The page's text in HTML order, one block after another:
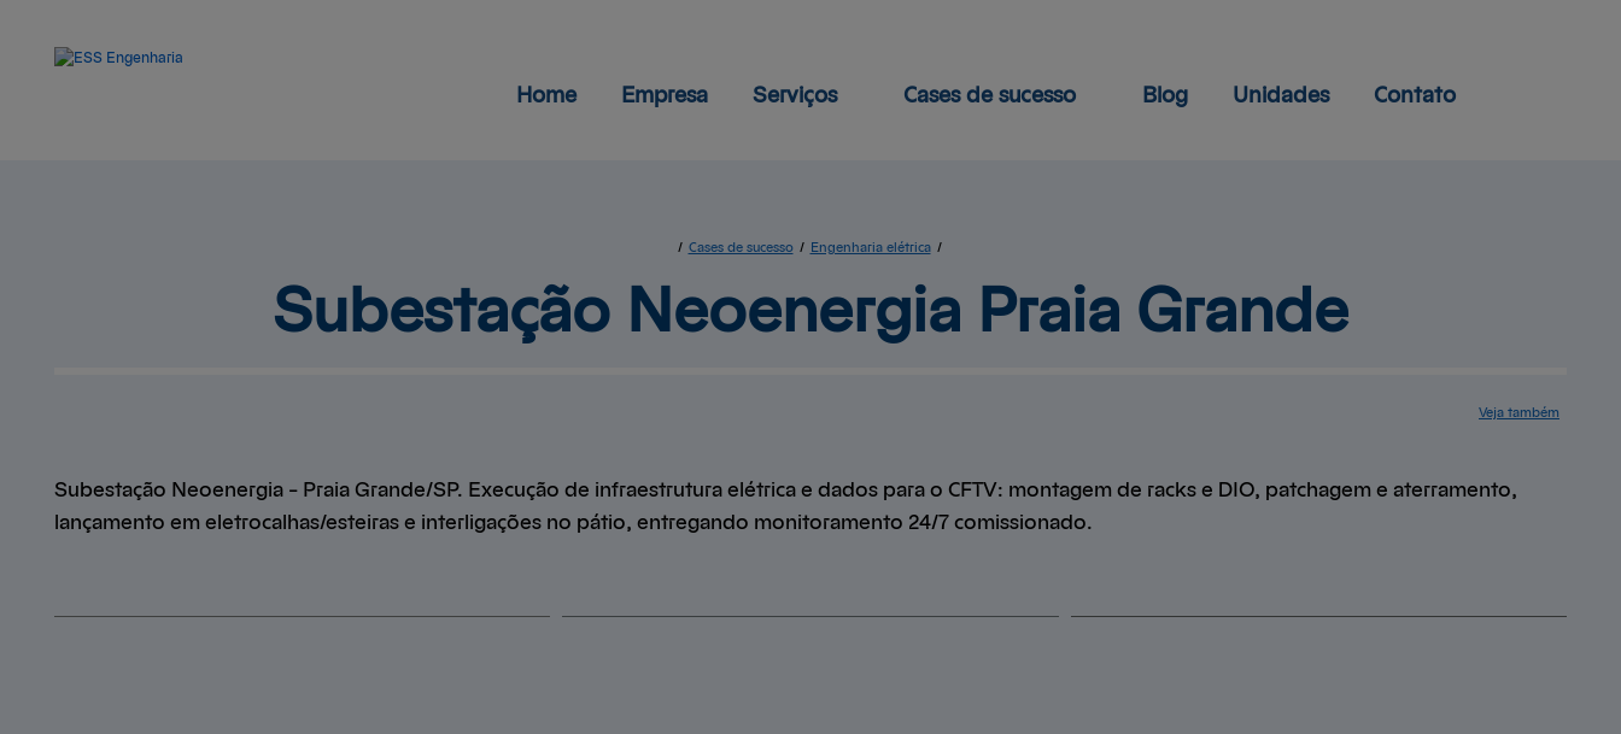
Home Empresa Serviços Cases de sucesso Blog Unidades Contato
/ Cases de sucesso / Engenharia elétrica /
Subestação Neoenergia Praia Grande
Veja também
Subestação Neoenergia – Praia Grande/SP. Execução de infraestrutura elétrica e dados para o CFTV: montagem de racks e DIO, patchagem e aterramento,
lançamento em eletrocalhas/esteiras e interligações no pátio, entregando monitoramento 24/7 comissionado.